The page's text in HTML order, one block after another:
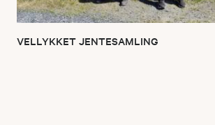
VELLYKKET JENTESAMLING